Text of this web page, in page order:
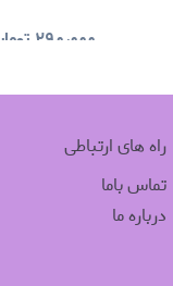
۲۹۰٫۰۰۰
راه های ارتباطی
تماس باما
درباره ما